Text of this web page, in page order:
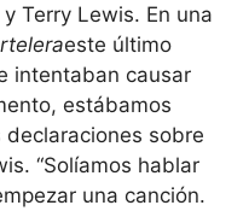
Terry Lewis. En una
este último
intentaban causar
estábamos
sobre
“Solíamos hablar
una canción.